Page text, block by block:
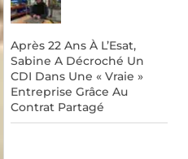
Après 22 Ans À L’Esat,
Sabine A Décroché Un
CDI Dans Une « Vraie »
Entreprise Grâce Au
Contrat Partagé